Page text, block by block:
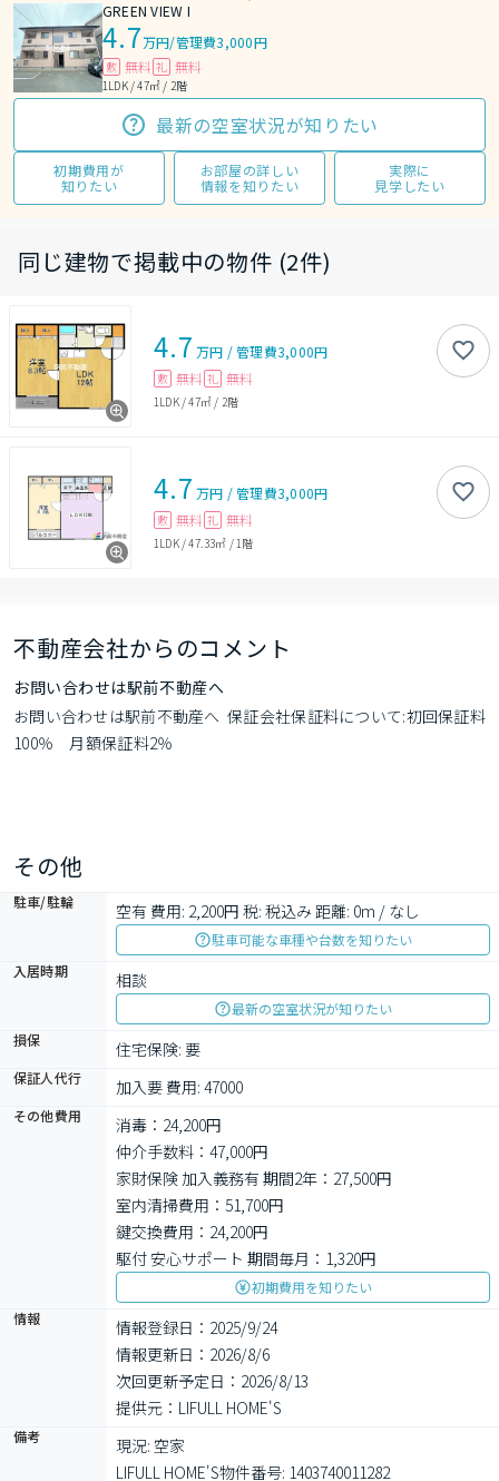
GREEN VIEW I
4.7万円/管理費3,000円
敷 無料 礼 無料
1LDK / 47㎡ / 2階
最新の空室状況が知りたい
初期費用が
知りたい
お部屋の詳しい
情報を知りたい
実際に
見学したい
同じ建物で掲載中の物件 (2件)
4.7 万円 /管理費3,000円
敷 無料 礼 無料
1LDK/47㎡ / 2階
4.7 万円 /管理費3,000円
敷 無料 礼 無料
1LDK/47.33㎡ / 1階
不動産会社からのコメント
お問い合わせは駅前不動産へ
お問い合わせは駅前不動産へ  保証会社保証料について:初回保証料
100％　月額保証料2％
その他
駐車/駐輪 空有 費用: 2,200円 税: 税込み 距離: 0m / なし
駐車可能な車種や台数を知りたい
入居時期
相談
最新の空室状況が知りたい
損保
住宅保険: 要
保証人代行 加入要 費用: 47000
その他費用
消毒：24,200円
仲介手数料：47,000円
家財保険 加入義務有 期間2年：27,500円
室内清掃費用：51,700円
鍵交換費用：24,200円
駆付 安心サポート 期間毎月：1,320円
初期費用を知りたい
情報
情報登録日：2025/9/24
情報更新日：2026/8/6
次回更新予定日：2026/8/13
提供元：LIFULL HOME'S
備考
現況: 空家
LIFULL HOME'S物件番号: 1403740011282